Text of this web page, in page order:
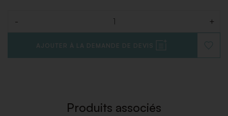
- +
AJOUTER À LA DEMANDE DE DEVIS
À
Produits associés